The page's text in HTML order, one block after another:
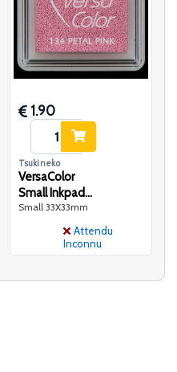
1.90
Tsukineko
VersaColor
Small Inkpad-
Petal Pink
Small 33X33mm
Attendu
Inconnu